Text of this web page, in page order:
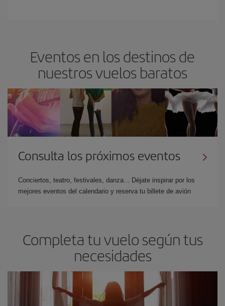
Eventos en los destinos de
nuestros vuelos baratos
Consulta los próximos eventos
Conciertos, teatro, festivales, danza... Déjate inspirar por los
mejores eventos del calendario y reserva tu billete de avión
Completa tu vuelo según tus
necesidades